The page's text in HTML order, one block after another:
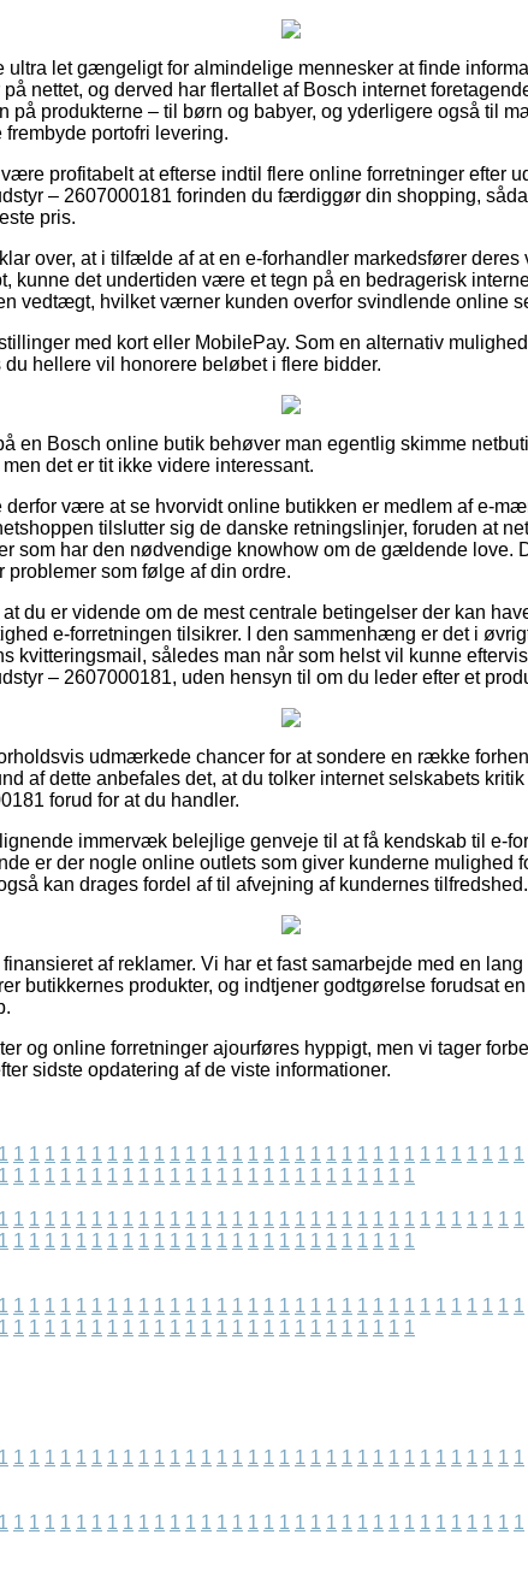
ultra let gængeligt for almindelige mennesker at finde
nettet, og derved har flertallet af Bosch internet
produkterne – til børn og babyer, og yderligere også til
portofri levering.
profitabelt at efterse indtil flere online forretninger efter
– 2607000181 forinden du færdiggør din shopping,
pris.
over, at i tilfælde af at en e-forhandler markedsfører deres
kunne det undertiden være et tegn på en bedragerisk
vedtægt, hvilket værner kunden overfor svindlende online
med kort eller MobilePay. Som en alternativ
hellere vil honorere beløbet i flere bidder.
en Bosch online butik behøver man egentlig skimme
det er tit ikke videre interessant.
derfor være at se hvorvidt online butikken er medlem af e-
tilslutter sig de danske retningslinjer, foruden at
som har den nødvendige knowhow om de gældende love.
problemer som følge af din ordre.
du er vidende om de mest centrale betingelser der kan
e-forretningen tilsikrer. I den sammenhæng er det i
kvitteringsmail, således man når som helst vil kunne
– 2607000181, uden hensyn til om du leder efter et
udmærkede chancer for at sondere en række
af dette anbefales det, at du tolker internet selskabets
forud for at du handler.
immervæk belejlige genveje til at få kendskab til e-
er der nogle online outlets som giver kunderne mulighed
kan drages fordel af til afvejning af kundernes tilfredshed.
af reklamer. Vi har et fast samarbejde med en
butikkernes produkter, og indtjener godtgørelse forudsat
og online forretninger ajourføres hyppigt, men vi tager
sidste opdatering af de viste informationer.
1 1 1 1 1 1 1 1 1 1 1 1 1 1 1 1 1 1 1 1 1 1 1 1 1 1 1 1 1 1 1 1 1 1
1 1 1 1 1 1 1 1 1 1 1 1 1 1 1 1 1 1 1 1 1 1 1 1 1 1 1
1 1 1 1 1 1 1 1 1 1 1 1 1 1 1 1 1 1 1 1 1 1 1 1 1 1 1 1 1 1 1 1 1 1
1 1 1 1 1 1 1 1 1 1 1 1 1 1 1 1 1 1 1 1 1 1 1 1 1 1 1
1 1 1 1 1 1 1 1 1 1 1 1 1 1 1 1 1 1 1 1 1 1 1 1 1 1 1 1 1 1 1 1 1 1
1 1 1 1 1 1 1 1 1 1 1 1 1 1 1 1 1 1 1 1 1 1 1 1 1 1 1
1 1 1 1 1 1 1 1 1 1 1 1 1 1 1 1 1 1 1 1 1 1 1 1 1 1 1 1 1 1 1 1 1 1
1 1 1 1 1 1 1 1 1 1 1 1 1 1 1 1 1 1 1 1 1 1 1 1 1 1 1 1 1 1 1 1 1 1